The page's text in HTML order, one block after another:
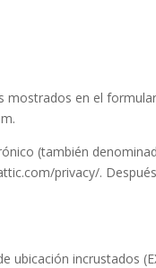
en el
(también
privacy/.
incrustados